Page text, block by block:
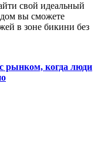
свой идеальный
вы сможете
в зоне бикини без
рынком, когда люди